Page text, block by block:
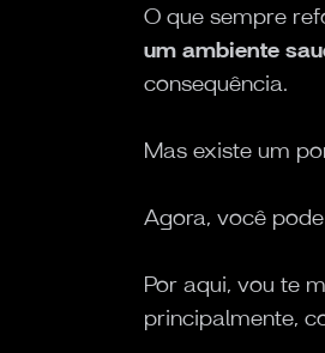
O que sempre
um ambiente
consequência.
Mas existe um
Agora, você
Por aqui, vou te
principalmente,